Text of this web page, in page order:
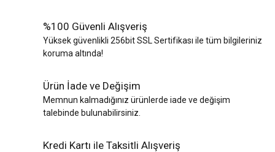
%100 Güvenli Alışveriş
Yüksek güvenlikli 256bit SSL Sertifikası ile tüm bilgileriniz
koruma altında!
Ürün İade ve Değişim
Memnun kalmadığınız ürünlerde iade ve değişim
talebinde bulunabilirsiniz.
Kredi Kartı ile Taksitli Alışveriş